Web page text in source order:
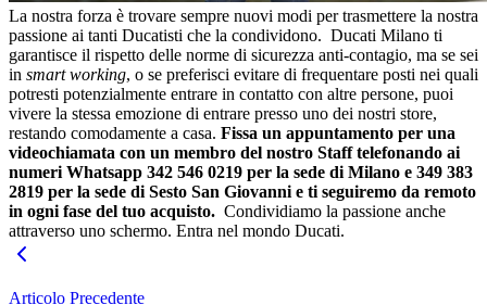
La nostra forza è trovare sempre nuovi modi per trasmettere la nostra
passione ai tanti Ducatisti che la condividono. Ducati Milano ti
garantisce il rispetto delle norme di sicurezza anti-contagio, ma se sei
in smart working, o se preferisci evitare di frequentare posti nei quali
potresti potenzialmente entrare in contatto con altre persone, puoi
vivere la stessa emozione di entrare presso uno dei nostri store,
restando comodamente a casa. Fissa un appuntamento per una
videochiamata con un membro del nostro Staff telefonando ai
numeri Whatsapp 342 546 0219 per la sede di Milano e 349 383
2819 per la sede di Sesto San Giovanni e ti seguiremo da remoto
in ogni fase del tuo acquisto. Condividiamo la passione anche
attraverso uno schermo. Entra nel mondo Ducati.
Articolo Precedente